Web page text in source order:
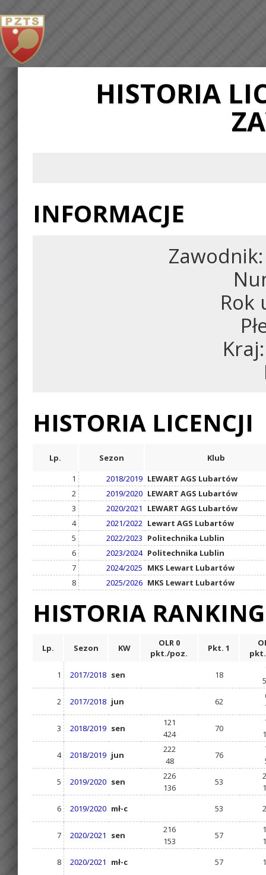
HISTORIA
INFORMACJE
Rok
HISTORIA LICENCJI
Lp. Sezon
Klub
1
2018/2019 LEWART AGS Lubartów
2
2019/2020 LEWART AGS Lubartów
3
2020/2021
LEWART AGS Lubartów
4
2021/2022 Lewart AGS Lubartów
5
2022/2023 Politechnika Lublin
6
2023/2024 Politechnika Lublin
7
2024/2025 MKS Lewart Lubartów
8
2025/2026 MKS Lewart Lubartów
HISTORIA
Lp. Sezon KW
OLR 0
pkt./poz.
Pkt. 1
1
2017/2018 sen 18
2
2017/2018 jun 62
3
2018/2019 sen
121
424
70
4
2018/2019 jun
222
48
76
5
2019/2020 sen
226
136
53
6
2019/2020 mł-c 53
7 2020/2021 sen
216
153
57
8
2020/2021 mł-c 57